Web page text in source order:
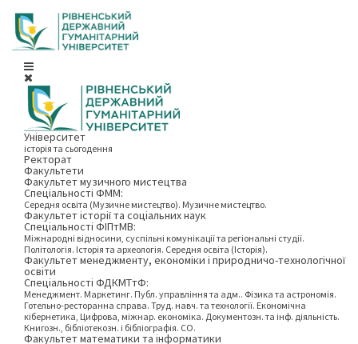
Університет
історія та сьогодення
Ректорат
Факультети
Факультет музичного мистецтва
Спеціальності ФММ:
Середня освіта (Музичне мистецтво). Музичне мистецтво.
Факультет історії та соціальних наук
Спеціальності ФІПтМВ:
Міжнародні відносини, суспільні комунікації та регіональні студії.
Політологія. Історія та археологія. Середня освіта (Історія).
Факультет менеджменту, економіки і природничо-технологічної
освіти
Спеціальності ФДКМТтФ:
Менеджмент. Маркетинг. Публ. управління та адм.. Фізика та астрономія.
Готельно-ресторанна справа. Труд. навч. та технології. Економічна
кібернетика, Цифрова, міжнар. економіка. Документозн. та інф. діяльність.
Книгозн., бібліотекозн. і бібліографія. СО.
Факультет математики та інформатики